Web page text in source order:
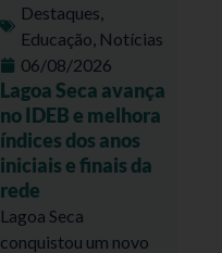
Destaques,
Educação, Notícias
06/08/2026
Lagoa Seca avança
no IDEB e melhora
índices dos anos
iniciais e finais da
rede
Lagoa Seca
conquistou um novo